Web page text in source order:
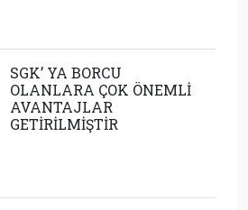
SGK’ YA BORCU
OLANLARA ÇOK ÖNEMLİ
AVANTAJLAR
GETİRİLMİŞTİR